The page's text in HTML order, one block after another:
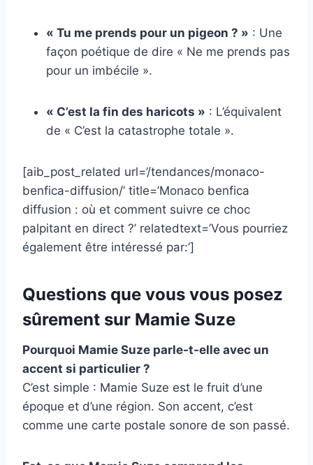
« Tu me prends pour un pigeon ? » : Une
façon poétique de dire « Ne me prends pas
pour un imbécile ».
« C’est la fin des haricots » : L’équivalent
de « C’est la catastrophe totale ».
[aib_post_related url=’/tendances/monaco-
benfica-diffusion/’ title=’Monaco benfica
diffusion : où et comment suivre ce choc
palpitant en direct ?’ relatedtext=’Vous pourriez
également être intéressé par:’]
Questions que vous vous posez
sûrement sur Mamie Suze
Pourquoi Mamie Suze parle-t-elle avec un
accent si particulier ?
C’est simple : Mamie Suze est le fruit d’une
époque et d’une région. Son accent, c’est
comme une carte postale sonore de son passé.